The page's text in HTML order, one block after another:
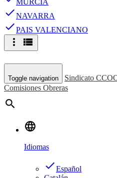
doneNAVARRA
donePAIS VALENCIANO
more_vert view_list
Toggle navigation
Sindicato
Comisiones Obreras
search
language
Idiomas
doneEspañol